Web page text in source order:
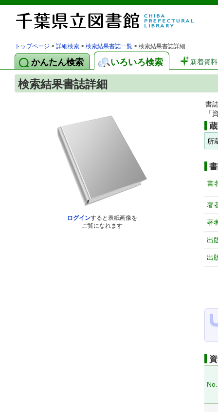
トップページ > 詳細検索 > 検索結果書誌一覧 > 検索結果書誌詳細
かんたん検索 いろいろ検索 新着資料
検索結果書誌詳細
ログインすると表紙画像を
ご覧になれます
書
「
所
書
著
著
出
出
No.